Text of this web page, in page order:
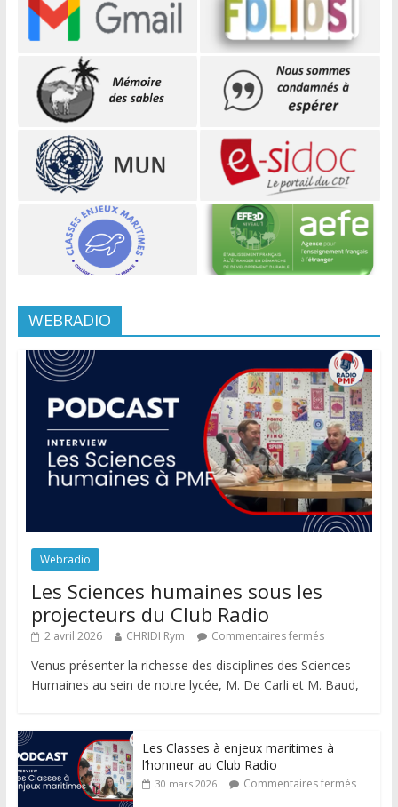
WEBRADIO
Webradio
Les Sciences humaines sous les
projecteurs du Club Radio
2 avril 2026 CHRIDI Rym Commentaires fermés
Venus présenter la richesse des disciplines des Sciences
Humaines au sein de notre lycée, M. De Carli et M. Baud,
Les Classes à enjeux maritimes à
l’honneur au Club Radio
30 mars 2026 Commentaires fermés